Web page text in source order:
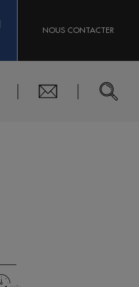
NOUS CONTACTER